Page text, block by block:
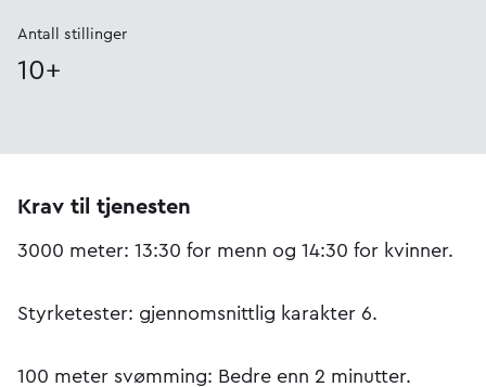
Antall stillinger
10+
Krav til tjenesten
3000 meter: 13:30 for menn og 14:30 for kvinner.
Styrketester: gjennomsnittlig karakter 6.
100 meter svømming: Bedre enn 2 minutter.